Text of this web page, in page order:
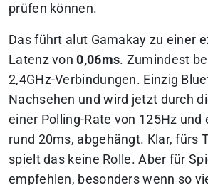
prüfen können.
Das führt alut Gamakay zu einer
Latenz von 0,06ms. Zumindest
2,4GHz-Verbindungen. Einzig
Nachsehen und wird jetzt durch
einer Polling-Rate von 125Hz und
rund 20ms, abgehängt. Klar, fürs
spielt das keine Rolle. Aber für
empfehlen, besonders wenn so